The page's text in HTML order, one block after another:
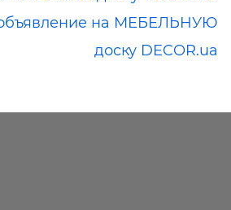
на МЕБЕЛЬНУЮ
доску DECOR.ua